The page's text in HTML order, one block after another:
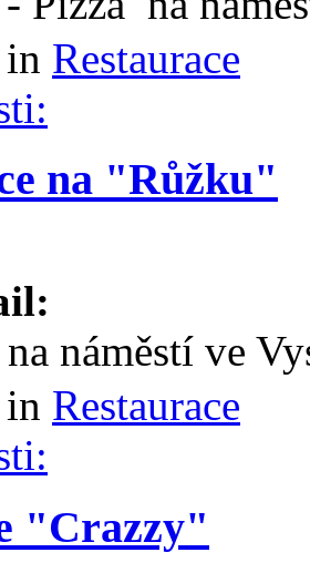
Restaurace
na "Růžku"
na náměstí ve
Restaurace
"Crazzy"